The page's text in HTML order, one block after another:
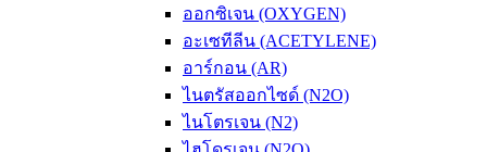
ออกซิเจน (OXYGEN)
อะเซทีลีน (ACETYLENE)
อาร์กอน (AR)
ไนตรัสออกไซด์ (N2O)
ไนโตรเจน (N2)